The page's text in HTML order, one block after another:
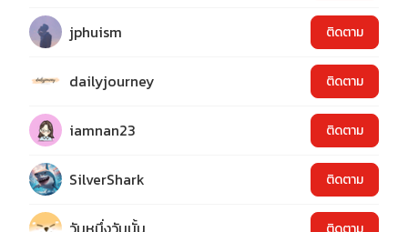
jphuism ติดตาม
dailyjourney ติดตาม
iamnan23 ติดตาม
SilverShark ติดตาม